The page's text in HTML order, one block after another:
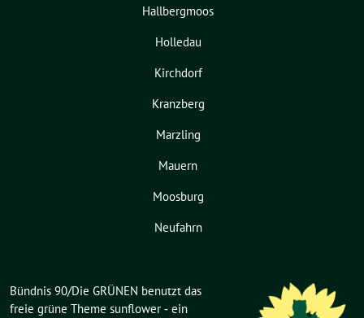
Hallbergmoos
Holledau
Kirchdorf
Kranzberg
Marzling
Mauern
Moosburg
Neufahrn
Bündnis 90/Die GRÜNEN benutzt das
freie grüne Theme sunflower ‐ ein